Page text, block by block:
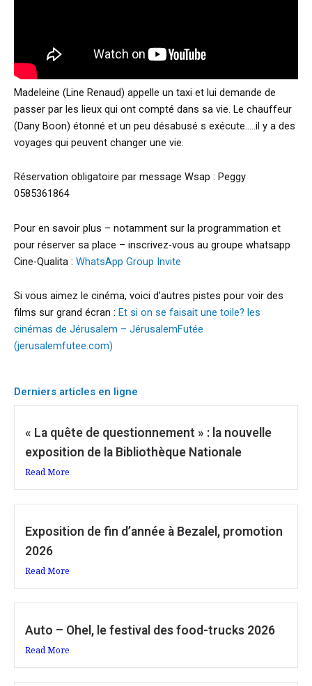
Madeleine (Line Renaud) appelle un taxi et lui demande de
passer par les lieux qui ont compté dans sa vie. Le chauffeur
(Dany Boon) étonné et un peu désabusé s exécute…..il y a des
voyages qui peuvent changer une vie.
Réservation obligatoire par message Wsap : Peggy
0585361864
Pour en savoir plus – notamment sur la programmation et
pour réserver sa place – inscrivez-vous au groupe whatsapp
Cine-Qualita : WhatsApp Group Invite
Si vous aimez le cinéma, voici d’autres pistes pour voir des
films sur grand écran : Et si on se faisait une toile? les
cinémas de Jérusalem – JérusalemFutée
(jerusalemfutee.com)
Derniers articles en ligne
« La quête de questionnement » : la nouvelle
exposition de la Bibliothèque Nationale
Read More
Exposition de fin d’année à Bezalel, promotion
2026
Read More
Auto – Ohel, le festival des food-trucks 2026
Read More